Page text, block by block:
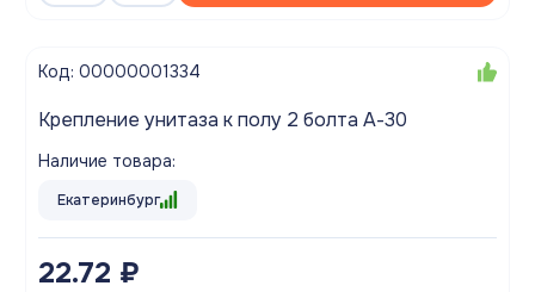
Код: 00000001334
Крепление унитаза к полу 2 болта А-30
Наличие товара:
Екатеринбург
22.72 ₽